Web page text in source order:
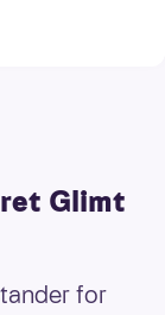
Glimt
for